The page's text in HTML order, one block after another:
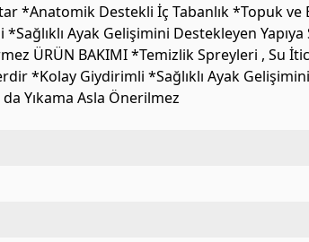
*Anatomik Destekli İç Tabanlık *Topuk ve
Ayak Gelişimini Destekleyen
ÜRÜN BAKIMI *Temizlik Spreyleri , Su
*Kolay Giydirimli *Sağlıklı Ayak
Yıkama Asla Önerilmez